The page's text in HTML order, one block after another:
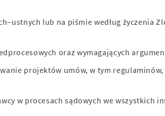
lub na piśmie według życzenia
oraz wymagających
projektów umów, w tym
w procesach sądowych we wszystkich